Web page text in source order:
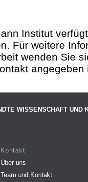
Institut
Für weitere
wenden Sie
WISSENSCHAFT UND
Kontakt
Über uns
Team und Kontakt